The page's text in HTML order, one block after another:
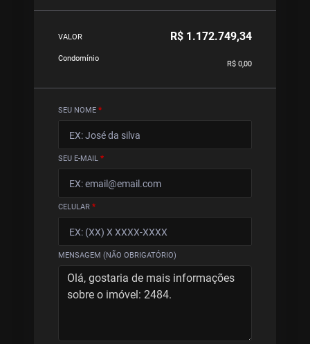
VALOR R$ 1.172.749,34
Condomínio
R$ 0,00
SEU NOME *
SEU E-MAIL *
CELULAR *
MENSAGEM (NÃO OBRIGATÓRIO)